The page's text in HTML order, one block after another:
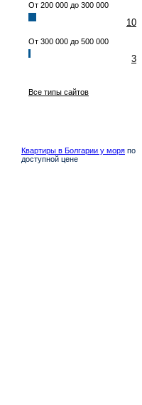
От 200 000 до 300 000
10
От 300 000 до 500 000
3
Все типы сайтов
Квартиры в Болгарии у моря по
доступной цене